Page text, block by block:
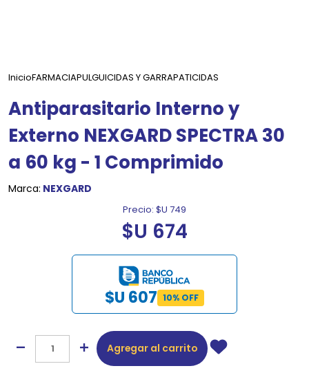
InicioFARMACIAPULGUICIDAS Y GARRAPATICIDAS
Antiparasitario Interno y
Externo NEXGARD SPECTRA 30
a 60 kg - 1 Comprimido
Marca: NEXGARD
Precio: $U 749
$U 674
$U 607 10% OFF
Agregar al carrito